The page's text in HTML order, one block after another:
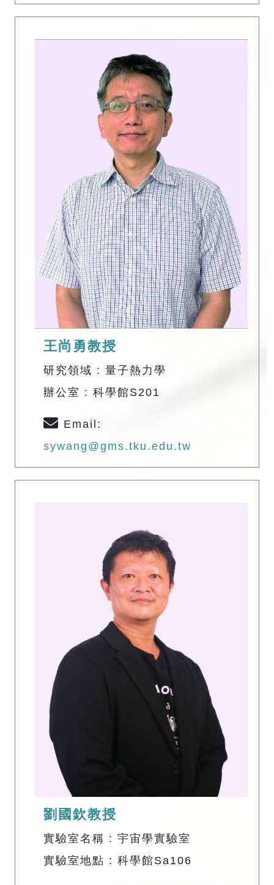
王尚勇教授
研究領域 : 量子熱力學
辦公室 : 科學館S201
Email:
sywang@gms.tku.edu.tw
劉國欽教授
實驗室名稱 : 宇宙學實驗室
實驗室地點 : 科學館Sa106